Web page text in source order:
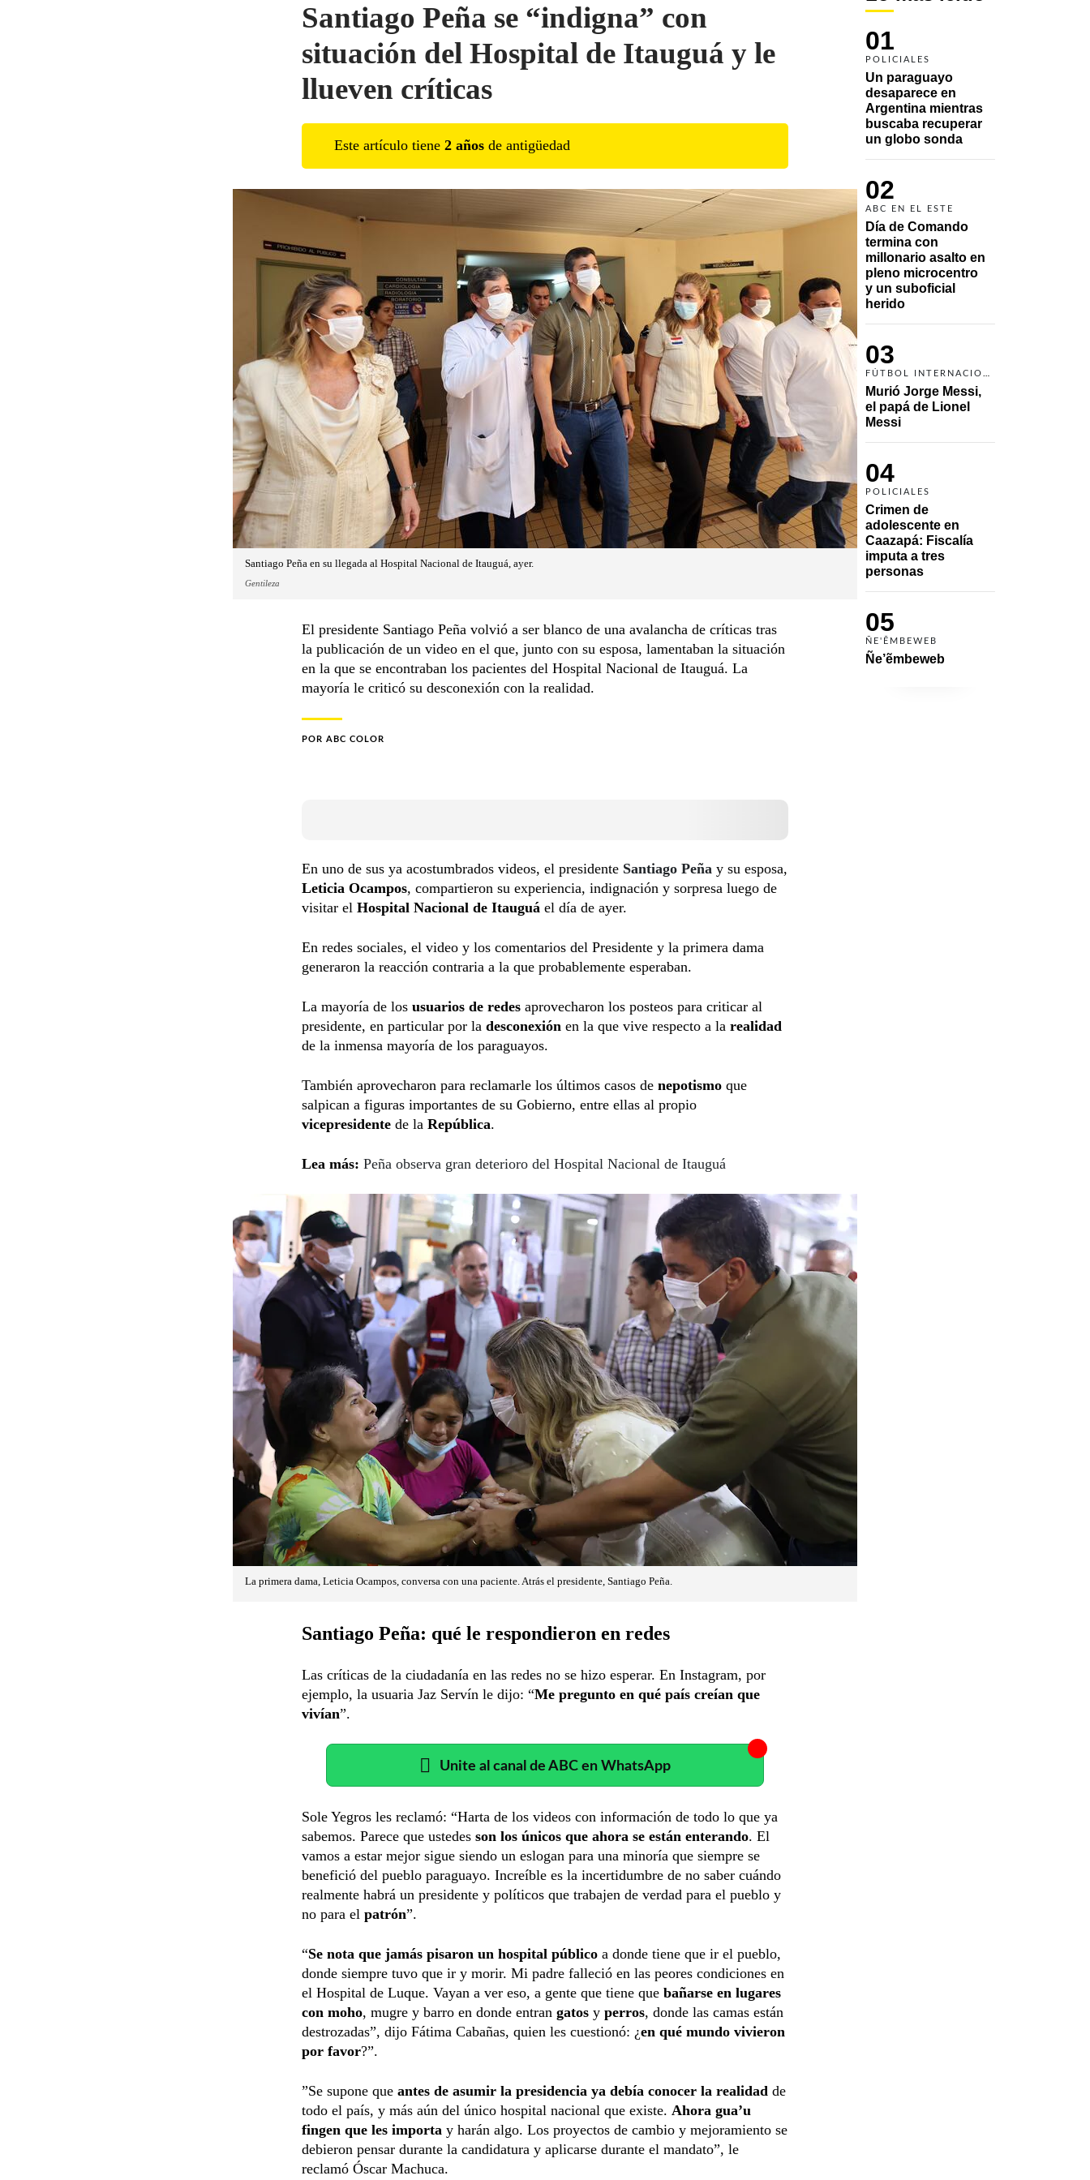
01
POLICIALES
Un paraguayo
desaparece en
Argentina mientras
buscaba recuperar
un globo sonda
02
ABC EN EL ESTE
Día de Comando
termina con
millonario asalto en
pleno microcentro
y un suboficial
herido
03
Murió Jorge Messi,
el papá de Lionel
Messi
04
POLICIALES
Crimen de
adolescente en
Caazapá: Fiscalía
imputa a tres
personas
05
ÑE'ẼMBEWEB
Ñe’ẽmbeweb
Santiago Peña se “indigna” con
situación del Hospital de Itauguá y le
llueven críticas
Este artículo tiene 2 años de antigüedad
Santiago Peña en su llegada al Hospital Nacional de Itauguá, ayer.
Gentileza
El presidente Santiago Peña volvió a ser blanco de una avalancha de críticas tras
la publicación de un video en el que, junto con su esposa, lamentaban la situación
en la que se encontraban los pacientes del Hospital Nacional de Itauguá. La
mayoría le criticó su desconexión con la realidad.
POR ABC COLOR
En uno de sus ya acostumbrados videos, el presidente Santiago Peña y su esposa,
Leticia Ocampos, compartieron su experiencia, indignación y sorpresa luego de
visitar el Hospital Nacional de Itauguá el día de ayer.
En redes sociales, el video y los comentarios del Presidente y la primera dama
generaron la reacción contraria a la que probablemente esperaban.
La mayoría de los usuarios de redes aprovecharon los posteos para criticar al
presidente, en particular por la desconexión en la que vive respecto a la realidad
de la inmensa mayoría de los paraguayos.
También aprovecharon para reclamarle los últimos casos de nepotismo que
salpican a figuras importantes de su Gobierno, entre ellas al propio
vicepresidente de la República.
Lea más: Peña observa gran deterioro del Hospital Nacional de Itauguá
La primera dama, Leticia Ocampos, conversa con una paciente. Atrás el presidente, Santiago Peña.
Santiago Peña: qué le respondieron en redes
Las críticas de la ciudadanía en las redes no se hizo esperar. En Instagram, por
ejemplo, la usuaria Jaz Servín le dijo: “Me pregunto en qué país creían que
vivían”.
Unite al canal de ABC en WhatsApp
Sole Yegros les reclamó: “Harta de los videos con información de todo lo que ya
sabemos. Parece que ustedes son los únicos que ahora se están enterando. El
vamos a estar mejor sigue siendo un eslogan para una minoría que siempre se
benefició del pueblo paraguayo. Increíble es la incertidumbre de no saber cuándo
realmente habrá un presidente y políticos que trabajen de verdad para el pueblo y
no para el patrón”.
“Se nota que jamás pisaron un hospital público a donde tiene que ir el pueblo,
donde siempre tuvo que ir y morir. Mi padre falleció en las peores condiciones en
el Hospital de Luque. Vayan a ver eso, a gente que tiene que bañarse en lugares
con moho, mugre y barro en donde entran gatos y perros, donde las camas están
destrozadas”, dijo Fátima Cabañas, quien les cuestionó: ¿en qué mundo vivieron
por favor?”.
”Se supone que antes de asumir la presidencia ya debía conocer la realidad de
todo el país, y más aún del único hospital nacional que existe. Ahora gua’u
fingen que les importa y harán algo. Los proyectos de cambio y mejoramiento se
debieron pensar durante la candidatura y aplicarse durante el mandato”, le
reclamó Óscar Machuca.